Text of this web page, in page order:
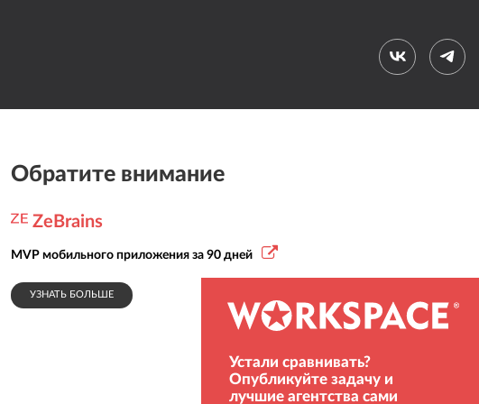
СПОНСОР
Обратите внимание
ZeBrains
MVP мобильного приложения за 90 дней
УЗНАТЬ БОЛЬШЕ
Устали сравнивать?
Опубликуйте задачу и
лучшие агентства сами